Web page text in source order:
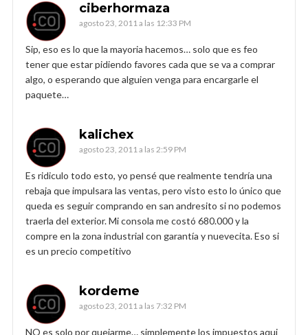
ciberhormaza
agosto 23, 2011 a las 12:33 PM
Sip, eso es lo que la mayoria hacemos… solo que es feo
tener que estar pidiendo favores cada que se va a comprar
algo, o esperando que alguien venga para encargarle el
paquete…
kalichex
agosto 23, 2011 a las 2:59 PM
Es ridiculo todo esto, yo pensé que realmente tendría una
rebaja que impulsara las ventas, pero visto esto lo único que
queda es seguir comprando en san andresito si no podemos
traerla del exterior. Mi consola me costó 680.000 y la
compre en la zona industrial con garantía y nuevecita. Eso si
es un precio competitivo
kordeme
agosto 23, 2011 a las 7:32 PM
NO es solo por quejarme… simplemente los impuestos aqui